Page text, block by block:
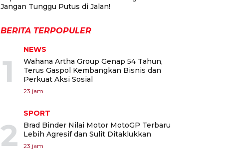
Jangan Tunggu Putus di Jalan!
BERITA TERPOPULER
1
NEWS
Wahana Artha Group Genap 54 Tahun,
Terus Gaspol Kembangkan Bisnis dan
Perkuat Aksi Sosial
23 jam
2
SPORT
Brad Binder Nilai Motor MotoGP Terbaru
Lebih Agresif dan Sulit Ditaklukkan
23 jam